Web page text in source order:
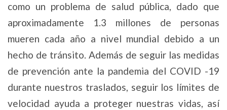
como un problema de salud pública, dado que
aproximadamente 1.3 millones de personas
mueren cada año a nivel mundial debido a un
hecho de tránsito. Además de seguir las medidas
de prevención ante la pandemia del COVID -19
durante nuestros traslados, seguir los límites de
velocidad ayuda a proteger nuestras vidas, así